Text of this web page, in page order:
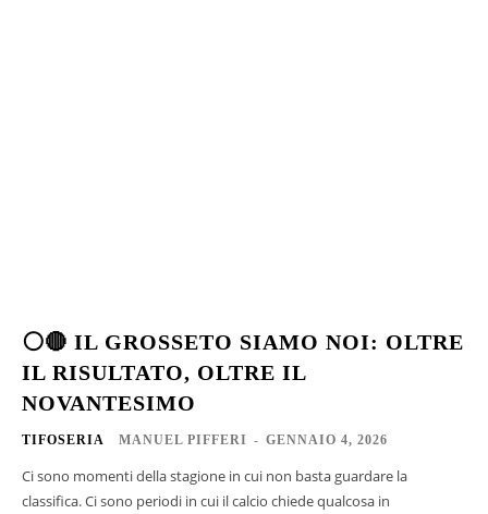
⚪🔴 IL GROSSETO SIAMO NOI: OLTRE
IL RISULTATO, OLTRE IL
NOVANTESIMO
TIFOSERIA MANUEL PIFFERI - GENNAIO 4, 2026
Ci sono momenti della stagione in cui non basta guardare la
classifica. Ci sono periodi in cui il calcio chiede qualcosa in